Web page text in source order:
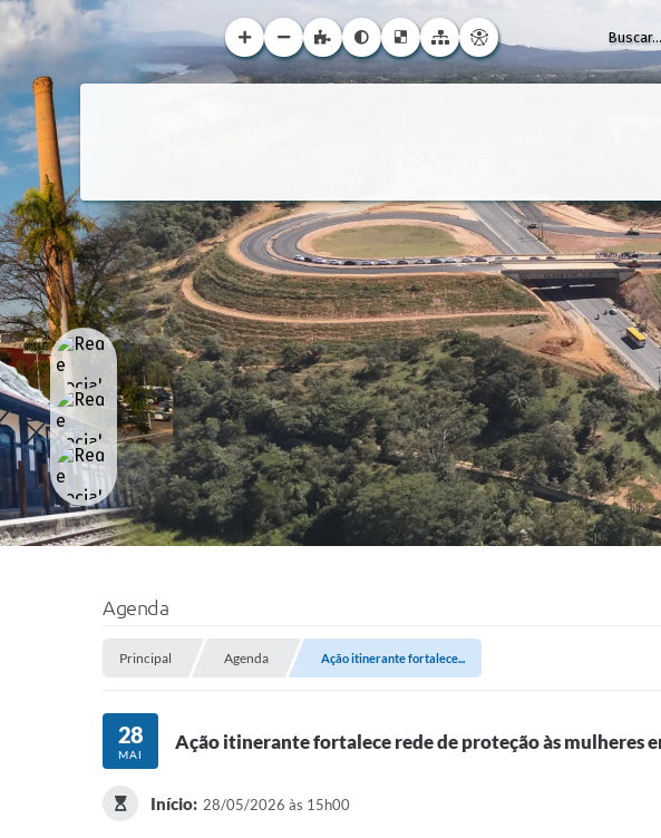
Buscar...
Agenda
Principal Agenda Ação itinerante fortalece...
28
MAI
Ação itinerante fortalece rede de proteção às mulheres
Início: 28/05/2026 às 15h00